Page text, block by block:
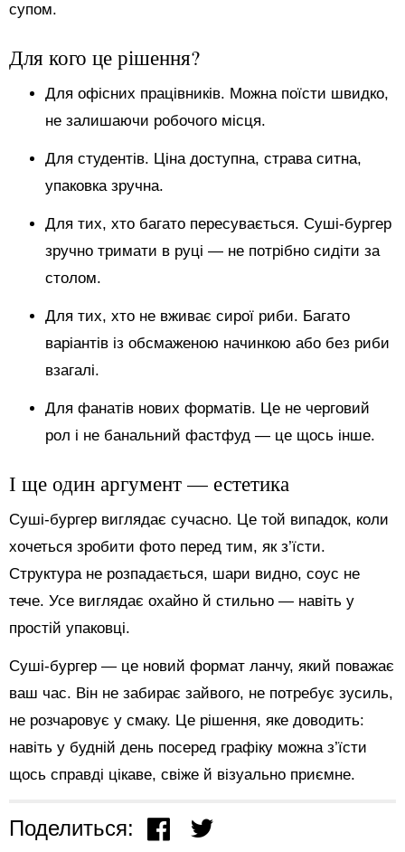
супом.
Для кого це рішення?
Для офісних працівників. Можна поїсти швидко,
не залишаючи робочого місця.
Для студентів. Ціна доступна, страва ситна,
упаковка зручна.
Для тих, хто багато пересувається. Суші-бургер
зручно тримати в руці — не потрібно сидіти за
столом.
Для тих, хто не вживає сирої риби. Багато
варіантів із обсмаженою начинкою або без риби
взагалі.
Для фанатів нових форматів. Це не черговий
рол і не банальний фастфуд — це щось інше.
І ще один аргумент — естетика
Суші-бургер виглядає сучасно. Це той випадок, коли
хочеться зробити фото перед тим, як з’їсти.
Структура не розпадається, шари видно, соус не
тече. Усе виглядає охайно й стильно — навіть у
простій упаковці.
Суші-бургер — це новий формат ланчу, який поважає
ваш час. Він не забирає зайвого, не потребує зусиль,
не розчаровує у смаку. Це рішення, яке доводить:
навіть у будній день посеред графіку можна з’їсти
щось справді цікаве, свіже й візуально приємне.
Поделиться: